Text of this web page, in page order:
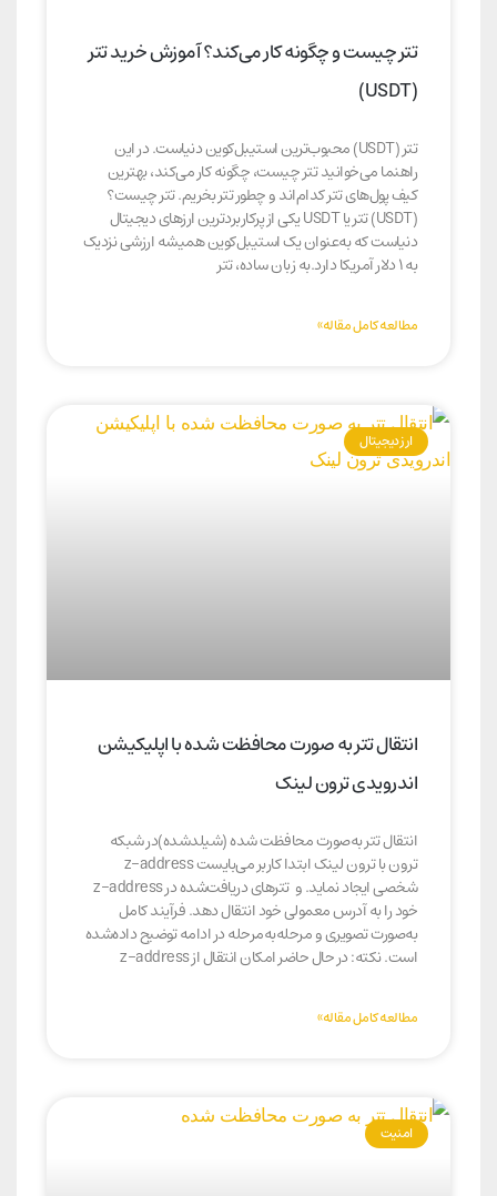
تتر چیست و چگونه کار می‌کند؟ آموزش خرید تتر
(USDT)
تتر (USDT) محبوب‌ترین استیبل‌کوین دنیاست. در این
راهنما می‌خوانید تتر چیست، چگونه کار می‌کند، بهترین
کیف پول‌های تتر کدام‌اند و چطور تتر بخریم. تتر چیست؟
(USDT) تتر یا USDT یکی از پرکاربردترین ارزهای دیجیتال
دنیاست که به‌عنوان یک استیبل‌کوین همیشه ارزشی نزدیک
به ۱ دلار آمریکا دارد.به زبان ساده، تتر
مطالعه کامل مقاله»
ارز دیجیتال
انتقال تتر به‌ صورت محافظت شده با اپلیکیشن
اندرویدی ترون لینک
انتقال تتر به‌صورت محافظت شده (شیلدشده)در شبکه
ترون با ترون لینک ابتدا کاربر می‌بایست z-address
شخصی ایجاد نماید. و تترهای دریافت‌شده در z-address
خود را به آدرس معمولی خود انتقال دهد. فرآیند کامل
به‌صورت تصویری و مرحله‌به‌مرحله در ادامه توضیح داده‌شده
است. نکته: در حال حاضر امکان انتقال از z-address
مطالعه کامل مقاله»
امنیت